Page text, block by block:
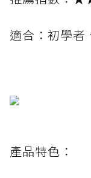
適合：初學者
產品特色：